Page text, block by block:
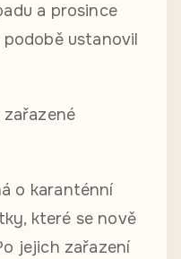
a prosince
podobě ustanovil
o karanténní
které se nově
jejich zařazení